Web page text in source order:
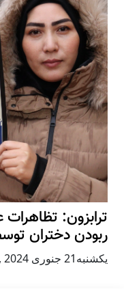
ترابزون:
ربودن دختران
يكشنبه21 جنوری 2024 ,